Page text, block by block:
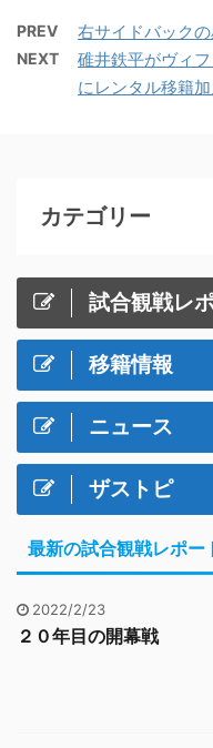
PREV 右サイドバック
NEXT
碓井鉄平がヴィ
にレンタル移籍加
カテゴリー
試合観戦レ
移籍情報
ニュース
ザストピ
最新の試合観戦レポー
2022/2/23
２０年目の開幕戦